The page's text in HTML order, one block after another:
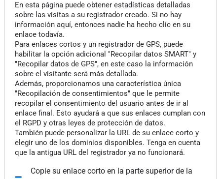
En esta página puede obtener estadísticas detalladas
sobre las visitas a su registrador creado. Si no hay
información aquí, entonces nadie ha hecho clic en su
enlace todavía.
Para enlaces cortos y un registrador de GPS, puede
habilitar la opción adicional "Recopilar datos SMART" y
"Recopilar datos de GPS", en este caso la información
sobre el visitante será más detallada.
Además, proporcionamos una característica única
"Recopilación de consentimientos" que le permite
recopilar el consentimiento del usuario antes de ir al
enlace final. Esto ayudará a que sus enlaces cumplan con
el RGPD y otras leyes de protección de datos.
También puede personalizar la URL de su enlace corto y
elegir uno de los dominios disponibles. Tenga en cuenta
que la antigua URL del registrador ya no funcionará.
Copie su enlace corto en la parte superior de la